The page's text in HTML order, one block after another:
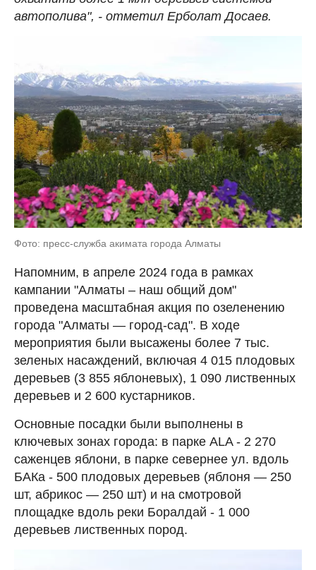
автополива", - отметил Ерболат Досаев.
Фото: пресс-служба акимата города Алматы
Напомним, в апреле 2024 года в рамках
кампании "Алматы – наш общий дом"
проведена масштабная акция по озеленению
города "Алматы — город-сад". В ходе
мероприятия были высажены более 7 тыс.
зеленых насаждений, включая 4 015 плодовых
деревьев (3 855 яблоневых), 1 090 лиственных
деревьев и 2 600 кустарников.
Основные посадки были выполнены в
ключевых зонах города: в парке ALA - 2 270
саженцев яблони, в парке севернее ул. вдоль
БАКа - 500 плодовых деревьев (яблоня — 250
шт, абрикос — 250 шт) и на смотровой
площадке вдоль реки Боралдай - 1 000
деревьев лиственных пород.